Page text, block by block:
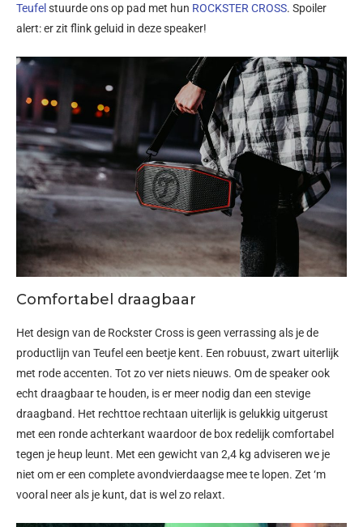
Teufelstuurde ons op pad met hun ROCKSTER CROSS. Spoiler
alert: er zit flink geluid in deze speaker!
Comfortabel draagbaar
Het design van de Rockster Cross is geen verrassing als je de
productlijn van Teufel een beetje kent. Een robuust, zwart uiterlijk
met rode accenten. Tot zo ver niets nieuws. Om de speaker ook
echt draagbaar te houden, is er meer nodig dan een stevige
draagband. Het rechttoe rechtaan uiterlijk is gelukkig uitgerust
met een ronde achterkant waardoor de box redelijk comfortabel
tegen je heup leunt. Met een gewicht van 2,4 kg adviseren we je
niet om er een complete avondvierdaagse mee te lopen. Zet ‘m
vooral neer als je kunt, dat is wel zo relaxt.